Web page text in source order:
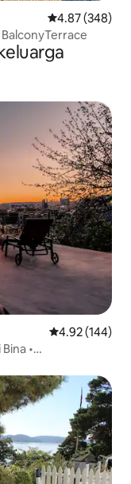
Penarafan
4.87 (348)
Penarafan
4.92 (144)
•